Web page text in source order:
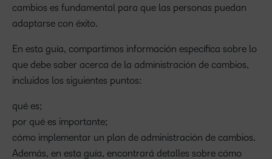
cambios es fundamental para que las personas puedan
adaptarse con éxito.
En esta guía, compartimos información específica sobre lo
que debe saber acerca de la administración de cambios,
incluidos los siguientes puntos:
qué es;
por qué es importante;
cómo implementar un plan de administración de cambios.
Además, en esta guía, encontrará detalles sobre cómo